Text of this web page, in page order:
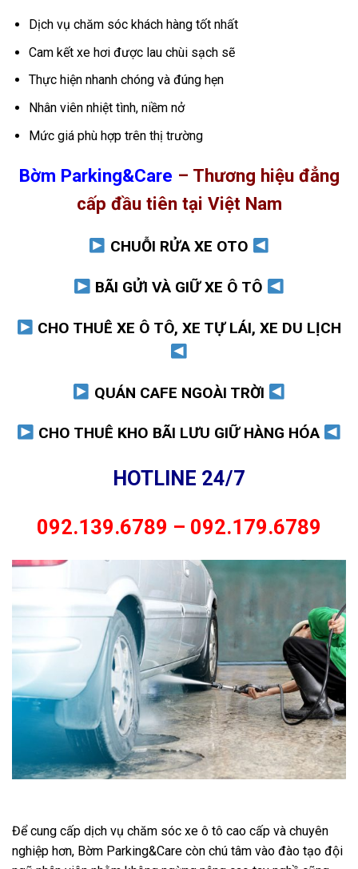
Dịch vụ chăm sóc khách hàng tốt nhất
Cam kết xe hơi được lau chùi sạch sẽ
Thực hiện nhanh chóng và đúng hẹn
Nhân viên nhiệt tình, niềm nở
Mức giá phù hợp trên thị trường
Bờm Parking&Care – Thương hiệu đẳng
cấp đầu tiên tại Việt Nam
CHUỖI RỬA XE OTO
BÃI GỬI VÀ GIỮ XE Ô TÔ
CHO THUÊ XE Ô TÔ, XE TỰ LÁI, XE DU LỊCH
QUÁN CAFE NGOÀI TRỜI
CHO THUÊ KHO BÃI LƯU GIỮ HÀNG HÓA
HOTLINE 24/7
092.139.6789 – 092.179.6789
Để cung cấp dịch vụ chăm sóc xe ô tô cao cấp và chuyên
nghiệp hơn, Bờm Parking&Care còn chú tâm vào đào tạo đội